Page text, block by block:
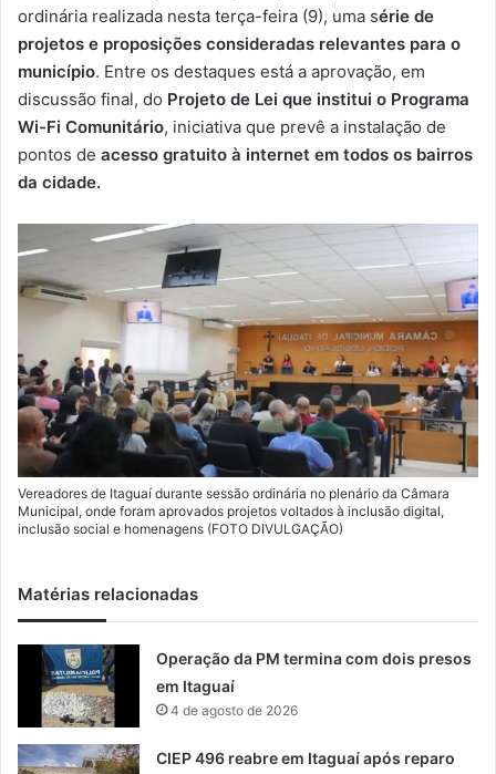
-
m
a
ordinária realizada nesta terça-feira (9), uma série de
projetos e proposições consideradas relevantes para o
município. Entre os destaques está a aprovação, em
discussão final, do Projeto de Lei que institui o Programa
Wi-Fi Comunitário, iniciativa que prevê a instalação de
pontos de acesso gratuito à internet em todos os bairros
da cidade.
Vereadores de Itaguaí durante sessão ordinária no plenário da Câmara
Municipal, onde foram aprovados projetos voltados à inclusão digital,
inclusão social e homenagens (FOTO DIVULGAÇÃO)
Matérias relacionadas
Operação da PM termina com dois presos
em Itaguaí
4 de agosto de 2026
CIEP 496 reabre em Itaguaí após reparo